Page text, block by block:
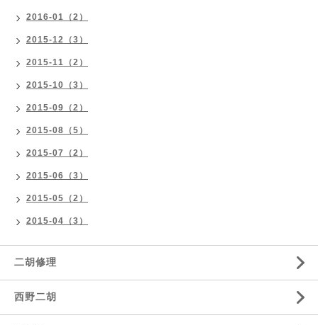
2016-01（2）
2015-12（3）
2015-11（2）
2015-10（3）
2015-09（2）
2015-08（5）
2015-07（2）
2015-06（3）
2015-05（2）
2015-04（3）
二胡修理
西野二胡